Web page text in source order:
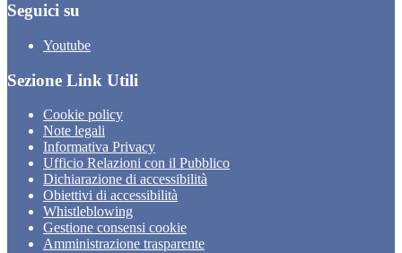
Seguici su
Youtube
Sezione Link Utili
Cookie policy
Note legali
Informativa Privacy
Ufficio Relazioni con il Pubblico
Dichiarazione di accessibilità
Obiettivi di accessibilità
Whistleblowing
Gestione consensi cookie
Amministrazione trasparente